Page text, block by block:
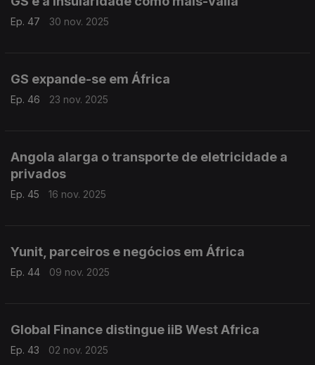
Ep. 47 30 nov. 2025
GS expande-se em África
Ep. 46 23 nov. 2025
Angola alarga o transporte de eletricidade a
privados
Ep. 45 16 nov. 2025
Yunit, parceiros e negócios em África
Ep. 44 09 nov. 2025
Global Finance distingue iiB West Africa
Ep. 43 02 nov. 2025